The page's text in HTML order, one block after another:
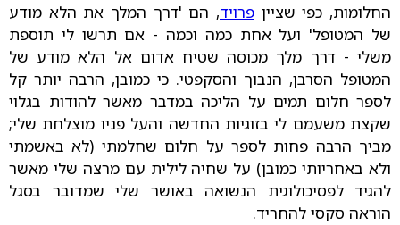
החלומות, כפי שציין פרויד, הם 'דרך המלך את הלא מודע
של המטופל' ועל אחת כמה וכמה - אם תרשו לי תוספת
משלי - דרך מלך מכוסה שטיח אדום אל הלא מודע של
המטופל הסרבן, הנבוך והסקפטי. כי כמובן, הרבה יותר קל
לספר חלום תמים על הליכה במדבר מאשר להודות בגלוי
שקצת משעמם לי בזוגיות החדשה והעל פניו מוצלחת שלי;
מביך הרבה פחות לספר על חלום שחלמתי (לא באשמתי
ולא באחריותי כמובן) על שחיה לילית עם מרצה שלי מאשר
להגיד לפסיכולוגית הנשואה באושר שלי שמדובר בסגל
הוראה סקסי להחריד.